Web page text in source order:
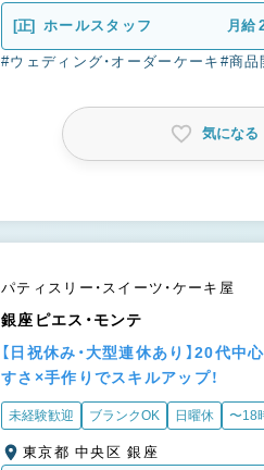
[正] ホールスタッフ 月給
#ウェディング・オーダーケーキ #商品
気になる
パティスリー・スイーツ・ケーキ屋
銀座ピエス・モンテ
【日祝休み・大型連休あり】20代
すさ×手作りでスキルアップ！
未経験歓迎 ブランクOK 日曜休 〜18
東京都 中央区 銀座